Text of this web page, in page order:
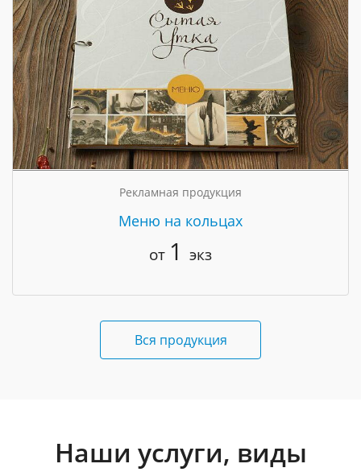
Рекламная продукция
Меню на кольцах
от 1 экз
Вся продукция
Наши услуги, виды